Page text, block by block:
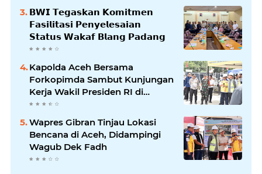
𝗕𝗪𝗜 𝗧𝗲𝗴𝗮𝘀𝗸𝗮𝗻 𝗞𝗼𝗺𝗶𝘁𝗺𝗲𝗻
𝗙𝗮𝘀𝗶𝗹𝗶𝘁𝗮𝘀𝗶 𝗣𝗲𝗻𝘆𝗲𝗹𝗲𝘀𝗮𝗶𝗮𝗻
𝗦𝘁𝗮𝘁𝘂𝘀 𝗪𝗮𝗸𝗮𝗳 𝗕𝗹𝗮𝗻𝗴 𝗣𝗮𝗱𝗮𝗻𝗴
Kapolda Aceh Bersama
Forkopimda Sambut Kunjungan
Kerja Wakil Presiden RI di
Kabupaten Bireuen
Wapres Gibran Tinjau Lokasi
Bencana di Aceh, Didampingi
Wagub Dek Fadh